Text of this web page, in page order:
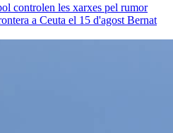
controlen les xarxes pel rumor
a Ceuta el 15 d'agost Bernat